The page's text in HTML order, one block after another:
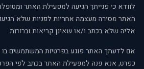
לוודא כי פנייתך הגיעה למפעילת האתר
האתר מסירה מעצמה אחריות לפניות שלא
אליה שלא בכתב ו/או שאינן קריאות וברורות.
אם לדעתך האתר פוגע בפרטיות המשתמשים בו
כפרט, אנא פנה למפעילת האתר בכתב לפי